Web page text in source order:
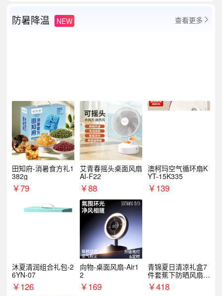
防暑降温 NEW 查看更多 
田知府-消暑食方礼1
382g
￥79
艾青春摇头桌面风扇
AI-F22
￥88
澳柯玛空气循环扇K
YT-15K335
￥139
沐夏清润组合礼包-2
6YN-07
￥126
向物-桌面风扇-Air1
2
￥169
青锦夏日清凉礼盒7
件套蕉下防晒风扇员
工福利端午伴手礼企
业定制
￥418